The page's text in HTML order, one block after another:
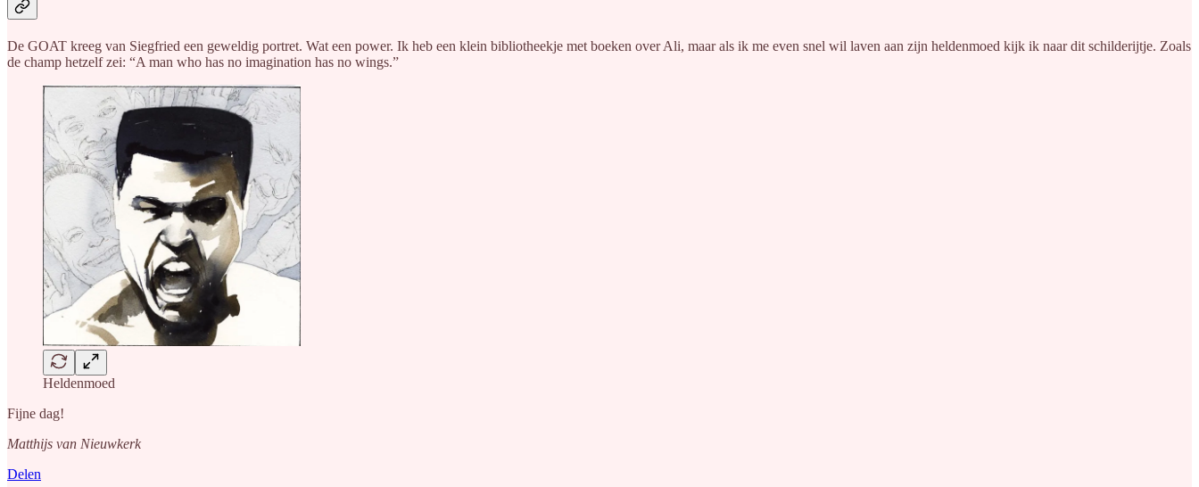
De GOAT kreeg van Siegfried een geweldig portret. Wat een power. Ik heb een klein bibliotheekje met boeken over Ali, maar als ik me even snel wil laven aan zijn heldenmoed kijk ik naar dit schilderijtje. Zoals
de champ hetzelf zei: “A man who has no imagination has no wings.”
Heldenmoed
Fijne dag!
Matthijs van Nieuwkerk
Delen